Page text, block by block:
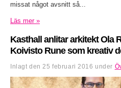
missat något avsnitt så...
Läs mer »
Kasthall anlitar arkitekt Ola
Koivisto Rune som kreativ
Inlagt den 25 februari 2016 under